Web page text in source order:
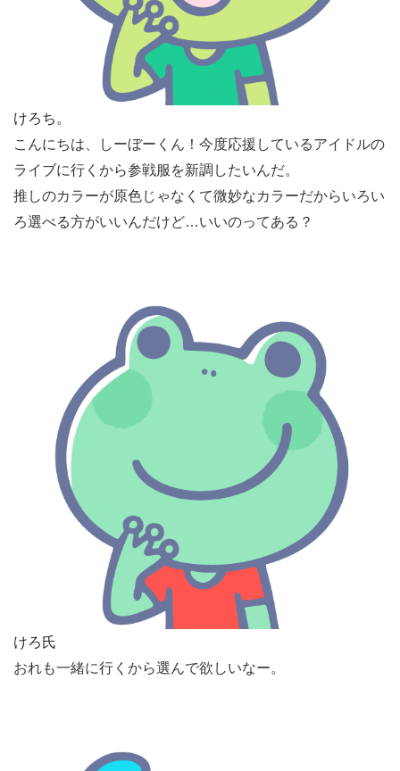
けろち。
こんにちは、しーぼーくん！今度応援しているアイドルの
ライブに行くから参戦服を新調したいんだ。
推しのカラーが原色じゃなくて微妙なカラーだからいろい
ろ選べる方がいいんだけど…いいのってある？
けろ氏
おれも一緒に行くから選んで欲しいなー。